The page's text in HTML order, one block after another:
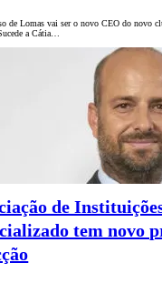
de Lomas vai ser o novo CEO do novo
a Cátia…
de
tem novo